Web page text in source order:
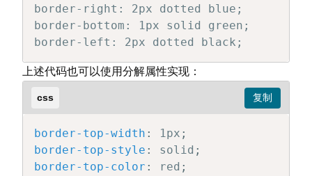
border-right: 2px dotted blue;
border-bottom: 1px solid green;
border-left: 2px dotted black;
上述代码也可以使用分解属性实现：
css
border-top-width : 1px ;
border-top-style : solid ;
border-top-color : red ;